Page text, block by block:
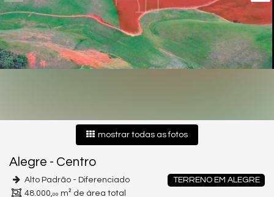
mostrar todas as fotos
Alegre - Centro
TERRENO EM ALEGRE
Alto Padrão - Diferenciado
48.000,00 m² de área total